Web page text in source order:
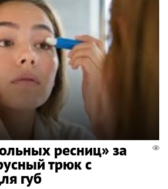
ресниц» за
трюк с
губ